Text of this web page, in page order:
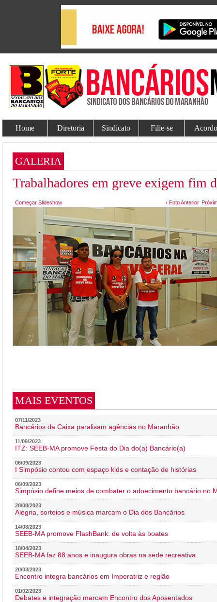
Home Diretoria Sindicato Filie-se
GALERIA
Trabalhadores em greve exigem fim
Começar Slideshow ‹ Foto Anterior
MAIS EVENTOS
07/11/2023
Bancários da Caixa paralisam agências no Maranhão
11/09/2023
ITZ: SEEB-MA promove Festa do Dia do(a) Bancário(a)
06/09/2023
I Simpósio contou com espaço kids e contação de histórias
06/09/2023
Simpósio define meios de combater o adoecimento bancário no
28/08/2023
Alegria, sorteios e música marcam o Dia dos Bancários
14/08/2023
SEEB-MA promove FlashBank: de volta às boates
18/04/2023
SEEB-MA faz 88 anos e inaugura obras na sede recreativa
20/03/2023
Encontro integra bancários em Imperatriz e região
01/02/2023
Debates e integração marcam Encontro dos Aposentados